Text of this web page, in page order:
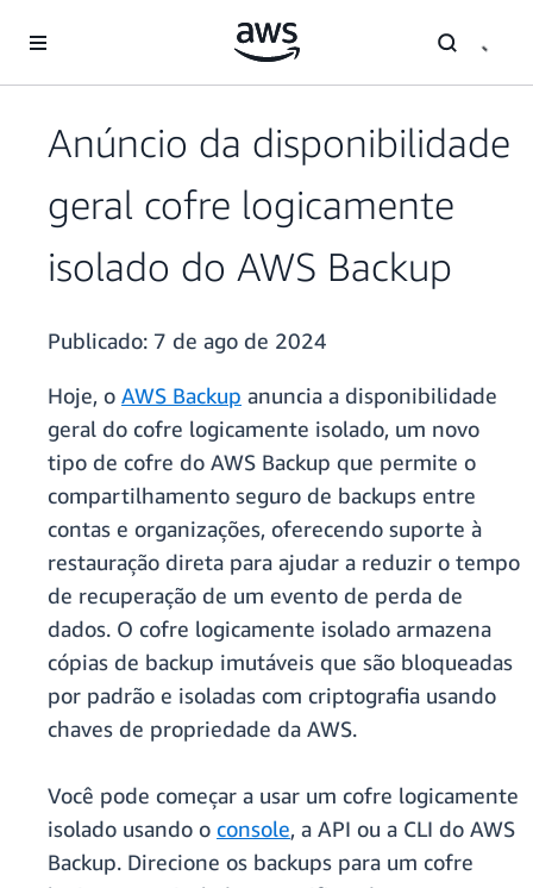
Pular para o conteúdo principal
Anúncio da disponibilidade
geral cofre logicamente
isolado do AWS Backup
Publicado: 7 de ago de 2024
Hoje, o AWS Backup anuncia a disponibilidade
geral do cofre logicamente isolado, um novo
tipo de cofre do AWS Backup que permite o
compartilhamento seguro de backups entre
contas e organizações, oferecendo suporte à
restauração direta para ajudar a reduzir o tempo
de recuperação de um evento de perda de
dados. O cofre logicamente isolado armazena
cópias de backup imutáveis que são bloqueadas
por padrão e isoladas com criptografia usando
chaves de propriedade da AWS.
Você pode começar a usar um cofre logicamente
isolado usando o console, a API ou a CLI do AWS
Backup. Direcione os backups para um cofre